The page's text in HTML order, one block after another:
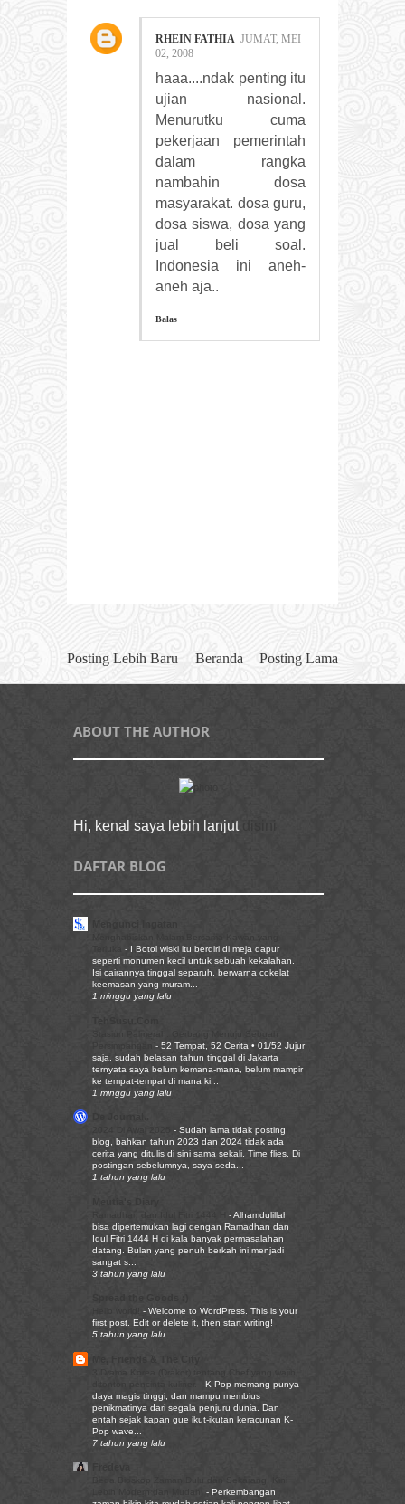
RHEIN FATHIA JUMAT, MEI
02, 2008
haaa....ndak penting itu
ujian nasional.
Menurutku cuma
pekerjaan pemerintah
dalam rangka
nambahin dosa
masyarakat. dosa guru,
dosa siswa, dosa yang
jual beli soal.
Indonesia ini aneh-
aneh aja..
Balas
Posting Lebih Baru Posting Lama
Beranda
ABOUT THE AUTHOR
Hi, kenal saya lebih lanjut
DAFTAR BLOG
- I Botol wiski itu berdiri di meja dapur
seperti monumen kecil untuk sebuah kekalahan.
Isi cairannya tinggal separuh, berwarna cokelat
keemasan yang muram...
1 minggu yang lalu
- 52 Tempat, 52 Cerita • 01/52 Jujur
saja, sudah belasan tahun tinggal di Jakarta
ternyata saya belum kemana-mana, belum mampir
ke tempat-tempat di mana ki...
1 minggu yang lalu
- Sudah lama tidak posting
blog, bahkan tahun 2023 dan 2024 tidak ada
cerita yang ditulis di sini sama sekali. Time flies. Di
postingan sebelumnya, saya seda...
1 tahun yang lalu
-Alhamdulillah
bisa dipertemukan lagi dengan Ramadhan dan
Idul Fitri 1444 H di kala banyak permasalahan
datang. Bulan yang penuh berkah ini menjadi
sangat s...
3 tahun yang lalu
- Welcome to WordPress. This is your
first post. Edit or delete it, then start writing!
5 tahun yang lalu
- K-Pop memang punya
daya magis tinggi, dan mampu membius
penikmatinya dari segala penjuru dunia. Dan
entah sejak kapan gue ikut-ikutan keracunan K-
Pop wave...
7 tahun yang lalu
- Perkembangan